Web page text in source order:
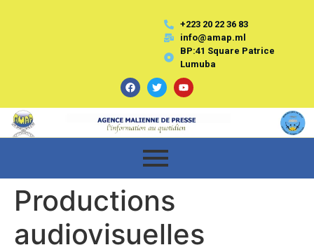
+223 20 22 36 83
info@amap.ml
BP:41 Square Patrice
Lumuba
Productions
audiovisuelles